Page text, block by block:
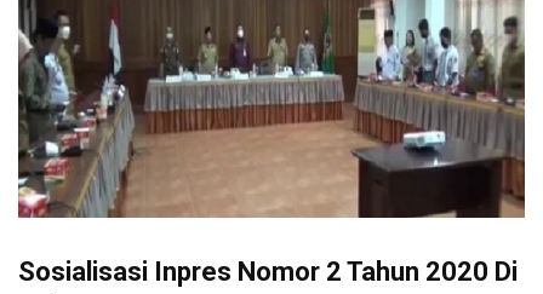
Sosialisasi Inpres Nomor 2 Tahun 2020 Di